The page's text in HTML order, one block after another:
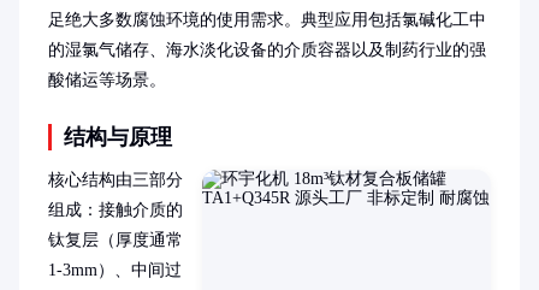
足绝大多数腐蚀环境的使用需求。典型应用包括氯碱化工中
的湿氯气储存、海水淡化设备的介质容器以及制药行业的强
酸储运等场景。
结构与原理
核心结构由三部分
组成：接触介质的
钛复层（厚度通常
1-3mm）、中间过